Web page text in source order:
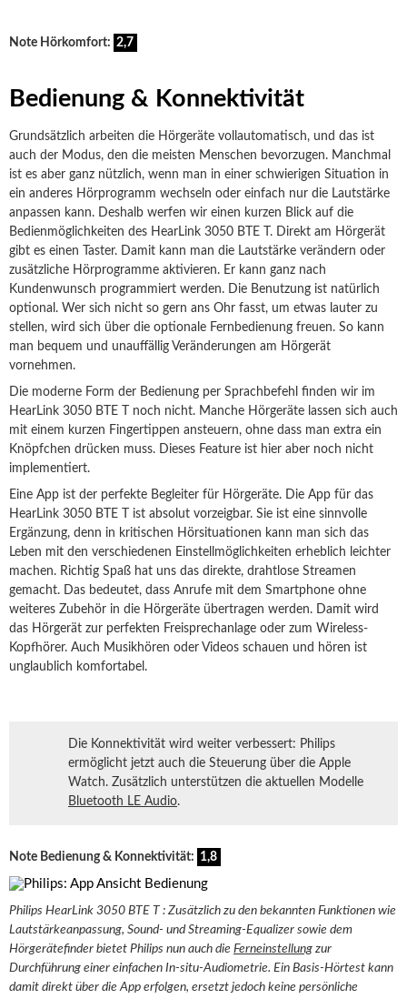
Note Hörkomfort: 2,7
Bedienung & Konnektivität
Grundsätzlich arbeiten die Hörgeräte vollautomatisch, und das ist
auch der Modus, den die meisten Menschen bevorzugen. Manchmal
ist es aber ganz nützlich, wenn man in einer schwierigen Situation in
ein anderes Hörprogramm wechseln oder einfach nur die Lautstärke
anpassen kann. Deshalb werfen wir einen kurzen Blick auf die
Bedienmöglichkeiten des HearLink 3050 BTE T. Direkt am Hörgerät
gibt es einen Taster. Damit kann man die Lautstärke verändern oder
zusätzliche Hörprogramme aktivieren. Er kann ganz nach
Kundenwunsch programmiert werden. Die Benutzung ist natürlich
optional. Wer sich nicht so gern ans Ohr fasst, um etwas lauter zu
stellen, wird sich über die optionale Fernbedienung freuen. So kann
man bequem und unauffällig Veränderungen am Hörgerät
vornehmen.
Die moderne Form der Bedienung per Sprachbefehl finden wir im
HearLink 3050 BTE T noch nicht. Manche Hörgeräte lassen sich auch
mit einem kurzen Fingertippen ansteuern, ohne dass man extra ein
Knöpfchen drücken muss. Dieses Feature ist hier aber noch nicht
implementiert.
Eine App ist der perfekte Begleiter für Hörgeräte. Die App für das
HearLink 3050 BTE T ist absolut vorzeigbar. Sie ist eine sinnvolle
Ergänzung, denn in kritischen Hörsituationen kann man sich das
Leben mit den verschiedenen Einstellmöglichkeiten erheblich leichter
machen. Richtig Spaß hat uns das direkte, drahtlose Streamen
gemacht. Das bedeutet, dass Anrufe mit dem Smartphone ohne
weiteres Zubehör in die Hörgeräte übertragen werden. Damit wird
das Hörgerät zur perfekten Freisprechanlage oder zum Wireless-
Kopfhörer. Auch Musikhören oder Videos schauen und hören ist
unglaublich komfortabel.
Die Konnektivität wird weiter verbessert: Philips
ermöglicht jetzt auch die Steuerung über die Apple
Watch. Zusätzlich unterstützen die aktuellen Modelle
Bluetooth LE Audio.
Note Bedienung & Konnektivität: 1,8
Philips HearLink 3050 BTE T : Zusätzlich zu den bekannten Funktionen wie
Lautstärkeanpassung, Sound- und Streaming-Equalizer sowie dem
Hörgerätefinder bietet Philips nun auch die Ferneinstellung zur
Durchführung einer einfachen In-situ-Audiometrie. Ein Basis-Hörtest kann
damit direkt über die App erfolgen, ersetzt jedoch keine persönliche